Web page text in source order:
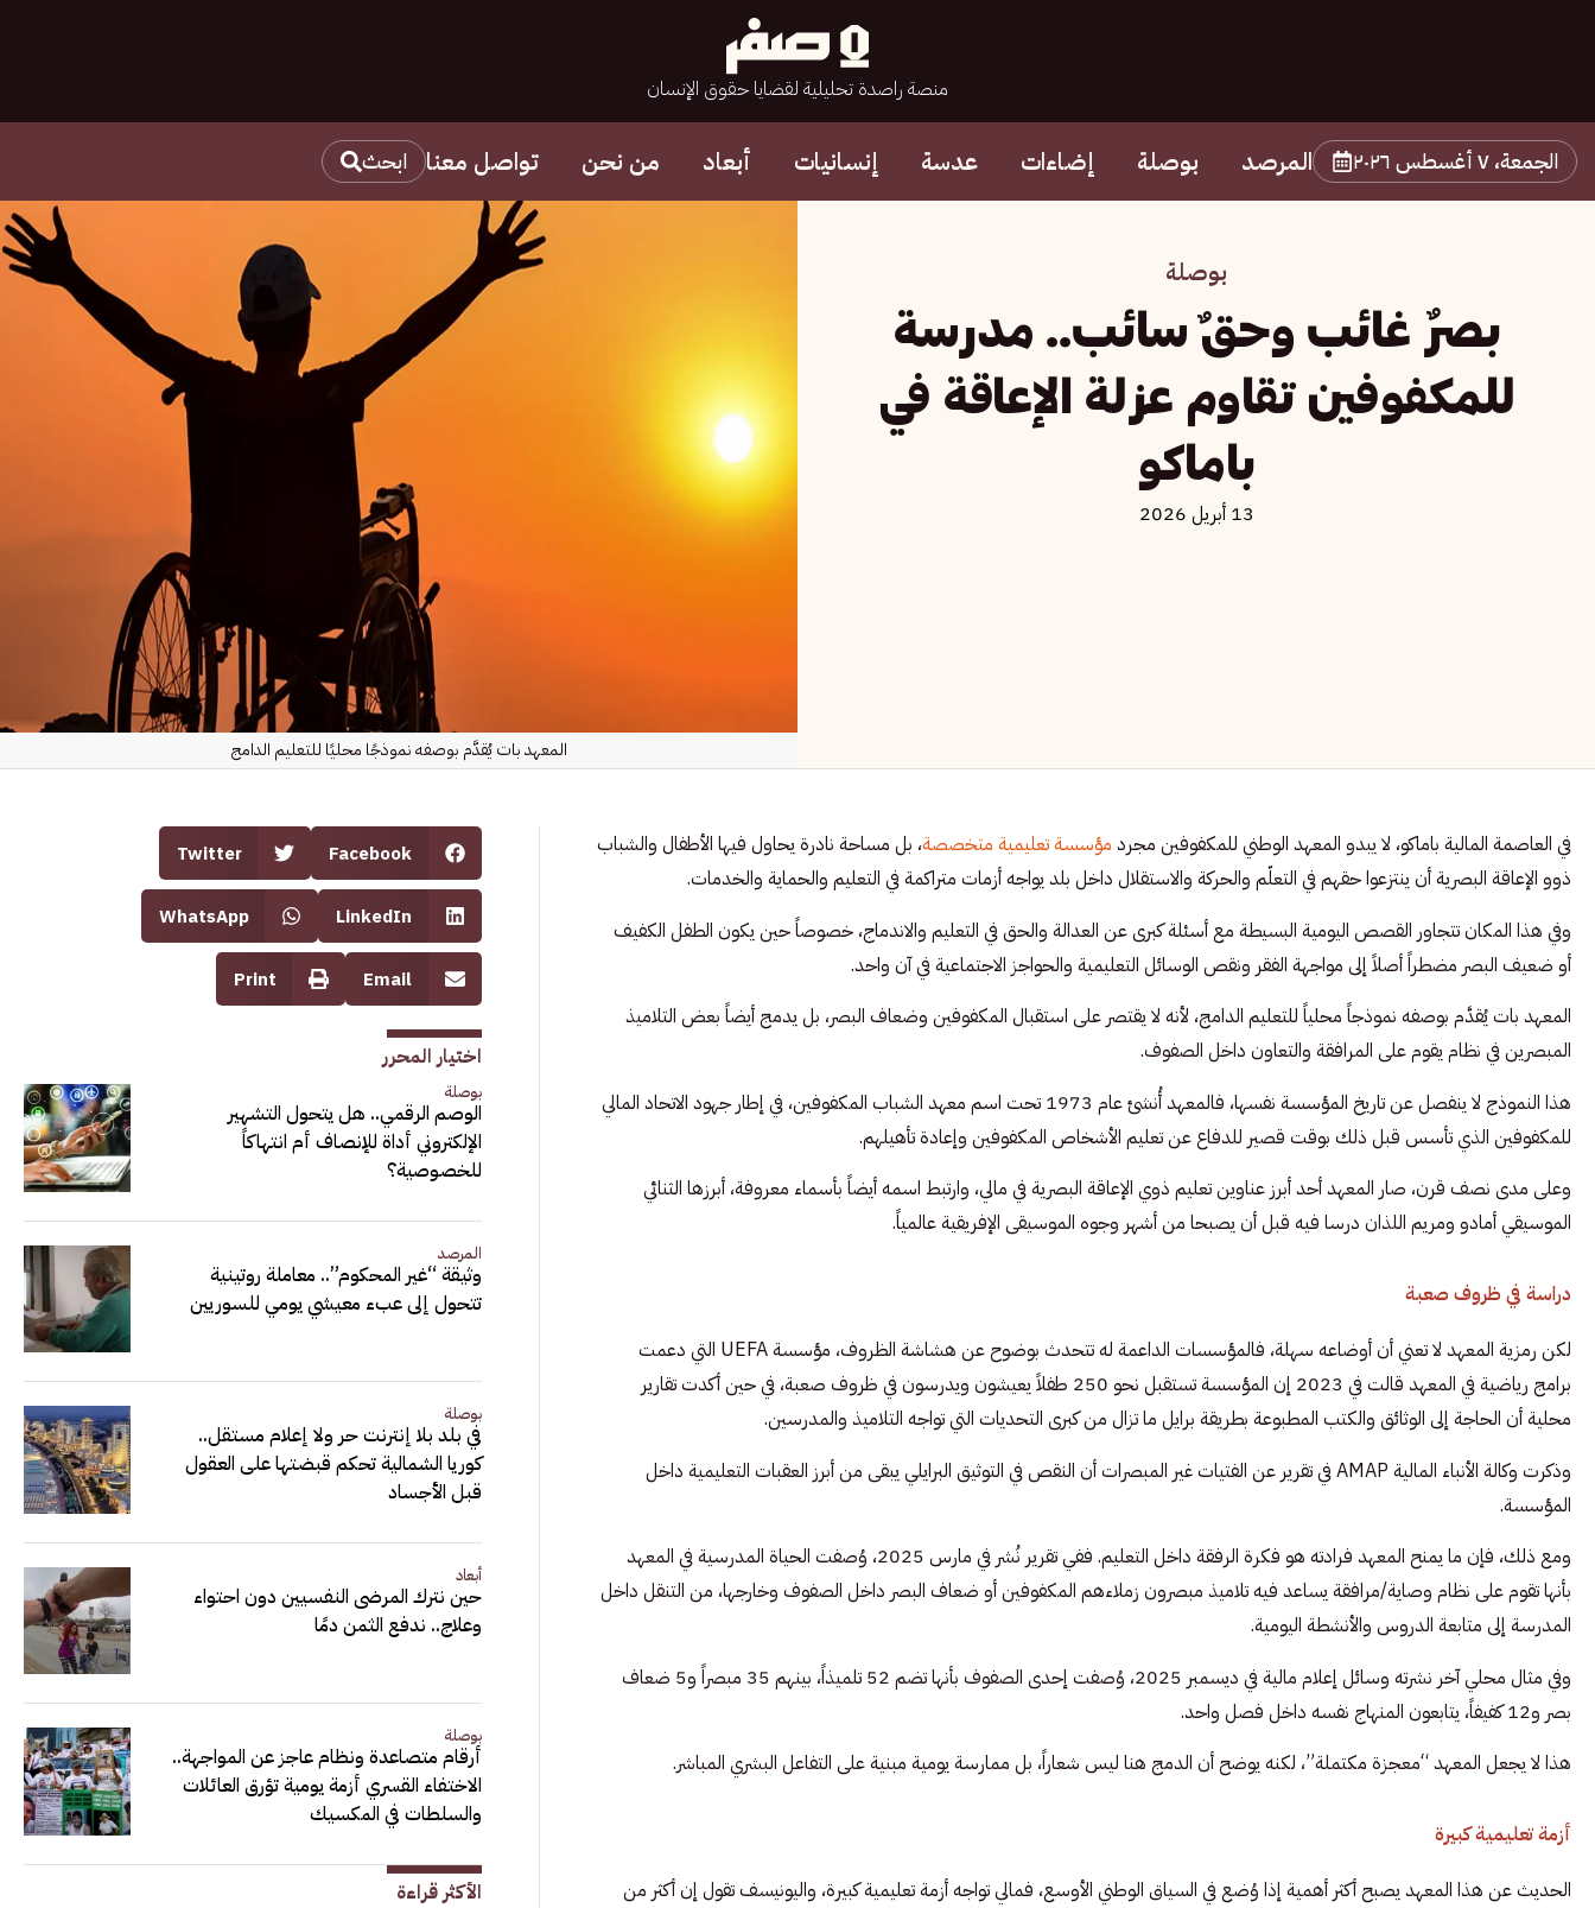
منصة راصدة تحليلية لقضايا حقوق الإنسان
الجمعة، ٧ أغسطس ٢٠٢٦ المرصد بوصلة إضاءات عدسة إنسانيات أبعاد من نحن تواصل معنا ابحث
بوصلة
بصرٌ غائب وحقٌ سائب.. مدرسة
للمكفوفين تقاوم عزلة الإعاقة في
باماكو
13 أبريل 2026
المعهد بات يُقدَّم بوصفه نموذجًا محليًا للتعليم الدامج
في العاصمة المالية باماكو، لا يبدو المعهد الوطني للمكفوفين مجرد مؤسسة تعليمية متخصصة، بل مساحة نادرة يحاول فيها الأطفال والشباب
ذوو الإعاقة البصرية أن ينتزعوا حقهم في التعلّم والحركة والاستقلال داخل بلد يواجه أزمات متراكمة في التعليم والحماية والخدمات.
وفي هذا المكان تتجاور القصص اليومية البسيطة مع أسئلة كبرى عن العدالة والحق في التعليم والاندماج، خصوصاً حين يكون الطفل الكفيف
أو ضعيف البصر مضطراً أصلاً إلى مواجهة الفقر ونقص الوسائل التعليمية والحواجز الاجتماعية في آن واحد.
المعهد بات يُقدَّم بوصفه نموذجاً محلياً للتعليم الدامج، لأنه لا يقتصر على استقبال المكفوفين وضعاف البصر، بل يدمج أيضاً بعض التلاميذ
المبصرين في نظام يقوم على المرافقة والتعاون داخل الصفوف.
هذا النموذج لا ينفصل عن تاريخ المؤسسة نفسها، فالمعهد أُنشئ عام 1973 تحت اسم معهد الشباب المكفوفين، في إطار جهود الاتحاد المالي
للمكفوفين الذي تأسس قبل ذلك بوقت قصير للدفاع عن تعليم الأشخاص المكفوفين وإعادة تأهيلهم.
وعلى مدى نصف قرن، صار المعهد أحد أبرز عناوين تعليم ذوي الإعاقة البصرية في مالي، وارتبط اسمه أيضاً بأسماء معروفة، أبرزها الثنائي
الموسيقي أمادو ومريم اللذان درسا فيه قبل أن يصبحا من أشهر وجوه الموسيقى الإفريقية عالمياً.
دراسة في ظروف صعبة
لكن رمزية المعهد لا تعني أن أوضاعه سهلة، فالمؤسسات الداعمة له تتحدث بوضوح عن هشاشة الظروف، مؤسسة UEFA التي دعمت
برامج رياضية في المعهد قالت في 2023 إن المؤسسة تستقبل نحو 250 طفلاً يعيشون ويدرسون في ظروف صعبة، في حين أكدت تقارير
محلية أن الحاجة إلى الوثائق والكتب المطبوعة بطريقة برايل ما تزال من كبرى التحديات التي تواجه التلاميذ والمدرسين.
وذكرت وكالة الأنباء المالية AMAP في تقرير عن الفتيات غير المبصرات أن النقص في التوثيق البرايلي يبقى من أبرز العقبات التعليمية داخل
المؤسسة.
ومع ذلك، فإن ما يمنح المعهد فرادته هو فكرة الرفقة داخل التعليم. ففي تقرير نُشر في مارس 2025، وُصفت الحياة المدرسية في المعهد
بأنها تقوم على نظام وصاية/مرافقة يساعد فيه تلاميذ مبصرون زملاءهم المكفوفين أو ضعاف البصر داخل الصفوف وخارجها، من التنقل داخل
المدرسة إلى متابعة الدروس والأنشطة اليومية.
وفي مثال محلي آخر نشرته وسائل إعلام مالية في ديسمبر 2025، وُصفت إحدى الصفوف بأنها تضم 52 تلميذاً، بينهم 35 مبصراً و5 ضعاف
بصر و12 كفيفاً، يتابعون المنهاج نفسه داخل فصل واحد.
هذا لا يجعل المعهد “معجزة مكتملة”، لكنه يوضح أن الدمج هنا ليس شعاراً، بل ممارسة يومية مبنية على التفاعل البشري المباشر.
أزمة تعليمية كبيرة
الحديث عن هذا المعهد يصبح أكثر أهمية إذا وُضع في السياق الوطني الأوسع، فمالي تواجه أزمة تعليمية كبيرة، واليونيسف تقول إن أكثر من
Facebook
Twitter
LinkedIn
WhatsApp
Email
Print
اختيار المحرر
بوصلة
الوصم الرقمي.. هل يتحول التشهير
الإلكتروني أداة للإنصاف أم انتهاكاً
للخصوصية؟
المرصد
وثيقة “غير المحكوم”.. معاملة روتينية
تتحول إلى عبء معيشي يومي للسوريين
بوصلة
في بلد بلا إنترنت حر ولا إعلام مستقل..
كوريا الشمالية تحكم قبضتها على العقول
قبل الأجساد
أبعاد
حين نترك المرضى النفسيين دون احتواء
وعلاج.. ندفع الثمن دمًا
بوصلة
أرقام متصاعدة ونظام عاجز عن المواجهة..
الاختفاء القسري أزمة يومية تؤرق العائلات
والسلطات في المكسيك
الأكثر قراءة